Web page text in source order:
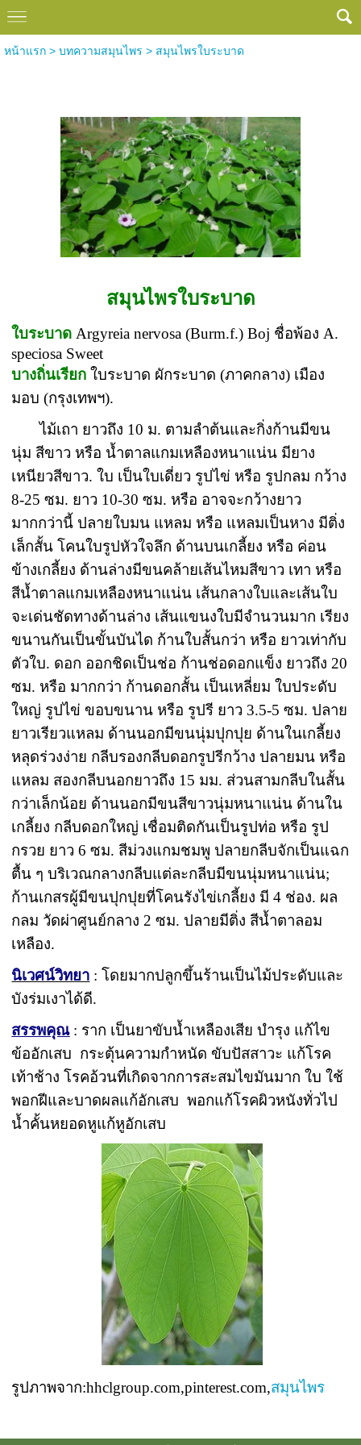
หน้าแรก> บทความสมุนไพร > สมุนไพรใบระบาด
สมุนไพรใบระบาด
ใบระบาด Argyreia nervosa (Burm.f.) Boj ชื่อพ้อง A.
speciosa Sweet
บางถิ่นเรียก ใบระบาด ผักระบาด (ภาคกลาง) เมือง
มอบ (กรุงเทพฯ).
ไม้เถา ยาวถึง 10 ม. ตามลำต้นและกิ่งก้านมีขน
นุ่ม สีขาว หรือ น้ำตาลแกมเหลืองหนาแน่น มียาง
เหนียวสีขาว. ใบ เป็นใบเดี่ยว รูปไข่ หรือ รูปกลม กว้าง
8-25 ซม. ยาว 10-30 ซม. หรือ อาจจะกว้างยาว
มากกว่านี้ ปลายใบมน แหลม หรือ แหลมเป็นหาง มีติ่ง
เล็กสั้น โคนใบรูปหัวใจลึก ด้านบนเกลี้ยง หรือ ค่อน
ข้างเกลี้ยง ด้านล่างมีขนคล้ายเส้นไหมสีขาว เทา หรือ
สีน้ำตาลแกมเหลืองหนาแน่น เส้นกลางใบและเส้นใบ
จะเด่นชัดทางด้านล่าง เส้นแขนงใบมีจำนวนมาก เรียง
ขนานกันเป็นขั้นบันได ก้านใบสั้นกว่า หรือ ยาวเท่ากับ
ตัวใบ. ดอก ออกชิดเป็นช่อ ก้านช่อดอกแข็ง ยาวถึง 20
ซม. หรือ มากกว่า ก้านดอกสั้น เป็นเหลี่ยม ใบประดับ
ใหญ่ รูปไข่ ขอบขนาน หรือ รูปรี ยาว 3.5-5 ซม. ปลาย
ยาวเรียวแหลม ด้านนอกมีขนนุ่มปุกปุย ด้านในเกลี้ยง
หลุดร่วงง่าย กลีบรองกลีบดอกรูปรีกว้าง ปลายมน หรือ
แหลม สองกลีบนอกยาวถึง 15 มม. ส่วนสามกลีบในสั้น
กว่าเล็กน้อย ด้านนอกมีขนสีขาวนุ่มหนาแน่น ด้านใน
เกลี้ยง กลีบดอกใหญ่ เชื่อมติดกันเป็นรูปท่อ หรือ รูป
กรวย ยาว 6 ซม. สีม่วงแกมชมพู ปลายกลีบจักเป็นแฉก
ตื้น ๆ บริเวณกลางกลีบแต่ละกลีบมีขนนุ่มหนาแน่น;
ก้านเกสรผู้มีขนปุกปุยที่โคนรังไข่เกลี้ยง มี 4 ช่อง. ผล
กลม วัดผ่าศูนย์กลาง 2 ซม. ปลายมีติ่ง สีน้ำตาลอม
เหลือง.
นิเวศน์วิทยา : โดยมากปลูกขึ้นร้านเป็นไม้ประดับและ
บังร่มเงาได้ดี.
สรรพคุณ : ราก เป็นยาขับน้ำเหลืองเสีย บำรุง แก้ไข
ข้ออักเสบ กระตุ้นความกำหนัด ขับปัสสาวะ แก้โรค
เท้าช้าง โรคอ้วนที่เกิดจากการสะสมไขมันมาก ใบ ใช้
พอกฝีและบาดผลแก้อักเสบ พอกแก้โรคผิวหนังทั่วไป
น้ำคั้นหยอดหูแก้หูอักเสบ
รูปภาพจาก:hhclgroup.com,pinterest.com,สมุนไพร